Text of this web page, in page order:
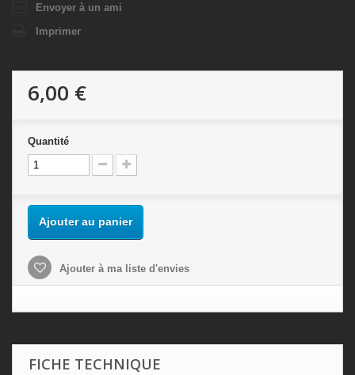
Envoyer à un ami
Imprimer
6,00 €
Quantité
Ajouter au panier
Ajouter à ma liste d'envies
FICHE TECHNIQUE